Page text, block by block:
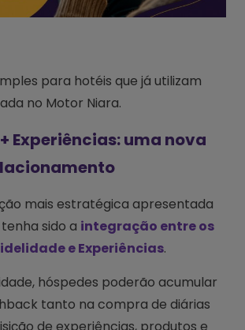
para hotéis que já utilizam
no Motor Niara.
Experiências: uma nova
mais estratégica apresentada
sido a integração entre os
e Experiências.
hóspedes poderão acumular
tanto na compra de diárias